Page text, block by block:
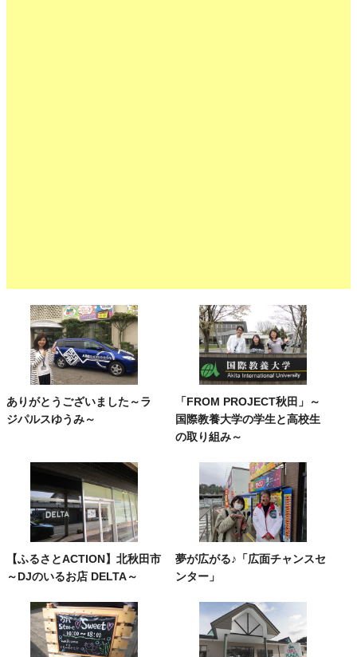
ありがとうございました～ラ
ジパルスゆうみ～
「FROM PROJECT秋田」～
国際教養大学の学生と高校生
の取り組み～
【ふるさとACTION】北秋田市
～DJのいるお店 DELTA～
夢が広がる♪「広面チャンスセ
ンター」